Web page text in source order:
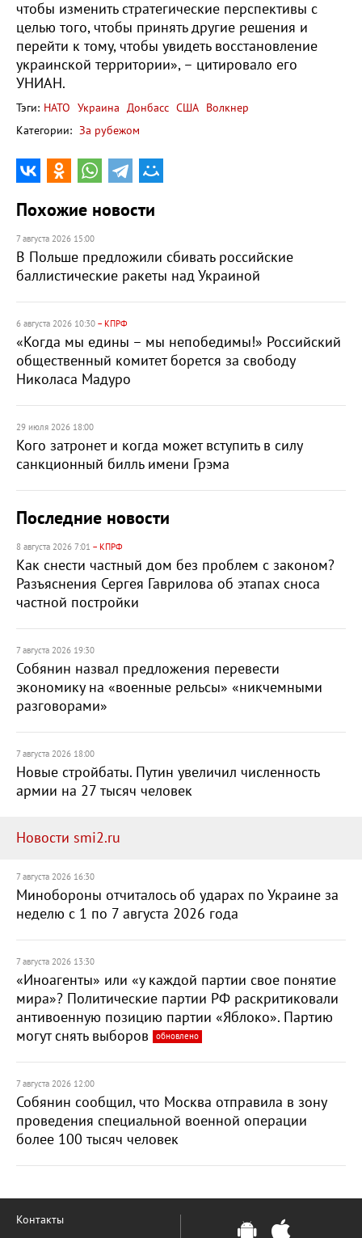
чтобы изменить стратегические перспективы с
целью того, чтобы принять другие решения и
перейти к тому, чтобы увидеть восстановление
украинской территории», – цитировало его
УНИАН.
Тэги: НАТО Украина Донбасс США Волкнер
Категории: За рубежом
Похожие новости
7 августа 2026 15:00
В Польше предложили сбивать российские
баллистические ракеты над Украиной
6 августа 2026 10:30 – КПРФ
«Когда мы едины – мы непобедимы!» Российский
общественный комитет борется за свободу
Николаса Мадуро
29 июля 2026 18:00
Кого затронет и когда может вступить в силу
санкционный билль имени Грэма
Последние новости
8 августа 2026 7:01 – КПРФ
Как снести частный дом без проблем с законом?
Разъяснения Сергея Гаврилова об этапах сноса
частной постройки
7 августа 2026 19:30
Собянин назвал предложения перевести
экономику на «военные рельсы» «никчемными
разговорами»
7 августа 2026 18:00
Новые стройбаты. Путин увеличил численность
армии на 27 тысяч человек
Новости smi2.ru
7 августа 2026 16:30
Минобороны отчиталось об ударах по Украине за
неделю с 1 по 7 августа 2026 года
7 августа 2026 13:30
«Иноагенты» или «у каждой партии свое понятие
мира»? Политические партии РФ раскритиковали
антивоенную позицию партии «Яблоко». Партию
могут снять выборов
обновлено
7 августа 2026 12:00
Собянин сообщил, что Москва отправила в зону
проведения специальной военной операции
более 100 тысяч человек
Контакты